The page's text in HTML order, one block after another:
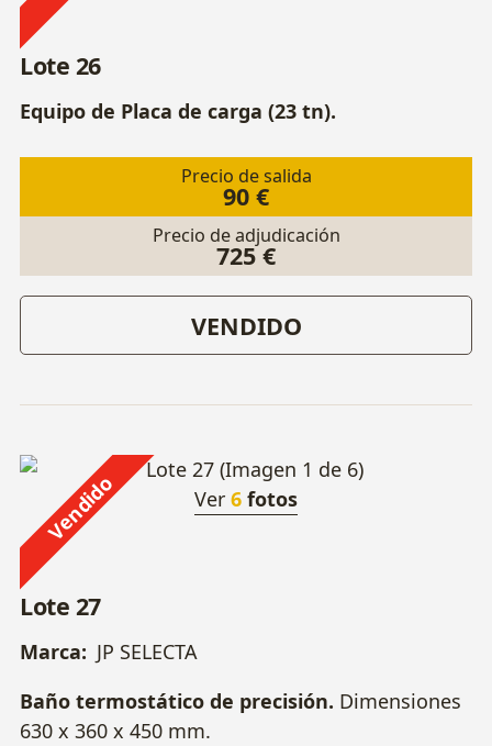
Lote 26
Equipo de Placa de carga (23 tn).
Precio de salida
90 €
Precio de adjudicación
725 €
VENDIDO
Vendido Ver 6 fotos
Lote 27
Marca: JP SELECTA
Baño termostático de precisión. Dimensiones
630 x 360 x 450 mm.